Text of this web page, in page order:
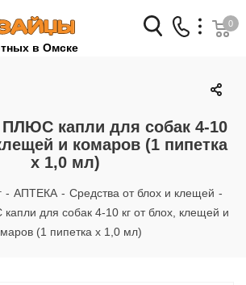
в Омске
Заказать звонок
+7 (3812) 79-04-04
+7 (950) 959-88-32
0
ПЛЮС капли для собак 4-10
и комаров (1 пипетка
х 1,0 мл)
- АПТЕКА - Средства от блох и клещей -
для собак 4-10 кг от блох, клещей и
(1 пипетка х 1,0 мл)